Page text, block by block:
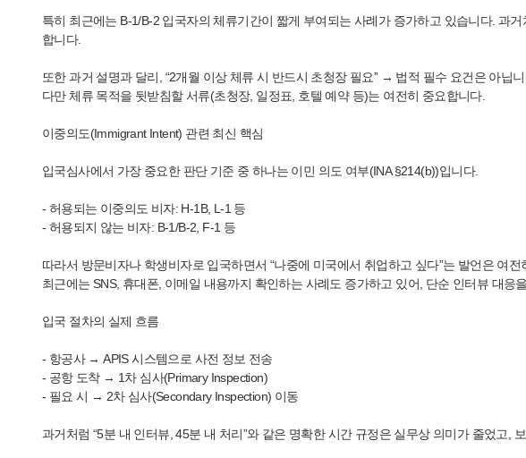
특히 최근에는 B-1/B-2 입국자의 체류기간이 짧게 부여되는 사례가 증가하고 있습니다. 과
합니다.
또한 과거 설명과 달리, “2개월 이상 체류 시 반드시 초청장 필요” → 법적 필수 요건은 아닙니
다만 체류 목적을 뒷받침할 서류(초청장, 일정표, 호텔 예약 등)는 여전히 중요합니다.
이중의도(Immigrant Intent) 관련 최신 핵심
입국심사에서 가장 중요한 판단 기준 중 하나는 이민 의도 여부(INA §214(b))입니다.
- 허용되는 이중의도 비자: H-1B, L-1 등
- 허용되지 않는 비자: B-1/B-2, F-1 등
따라서 방문비자나 학생비자로 입국하면서 “나중에 미국에서 취업하고 싶다”는 발언은 여전
최근에는 SNS, 휴대폰, 이메일 내용까지 확인하는 사례도 증가하고 있어, 단순 인터뷰 대응
입국 절차의 실제 흐름
- 항공사 → APIS 시스템으로 사전 정보 전송
- 공항 도착 → 1차 심사(Primary Inspection)
- 필요 시 → 2차 심사(Secondary Inspection) 이동
과거처럼 “5분 내 인터뷰, 45분 내 처리”와 같은 명확한 시간 규정은 실무상 의미가 줄었고,